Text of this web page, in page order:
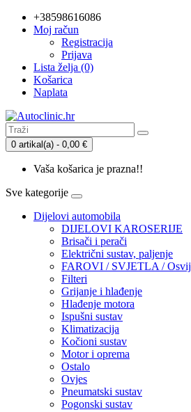
+38598616086
Moj račun
Registracija
Prijava
Lista želja (0)
Košarica
Naplata
0 artikal(a) - 0,00 €
Vaša košarica je prazna!!
Sve kategorije
Dijelovi automobila
DIJELOVI KAROSERIJE
Brisači i perači
Električni sustav, paljenje
FAROVI / SVJETLA /
Filteri
Grijanje i hlađenje
Hlađenje motora
Ispušni sustav
Klimatizacija
Kočioni sustav
Motor i oprema
Ostalo
Ovjes
Pneumatski sustav
Pogonski sustav